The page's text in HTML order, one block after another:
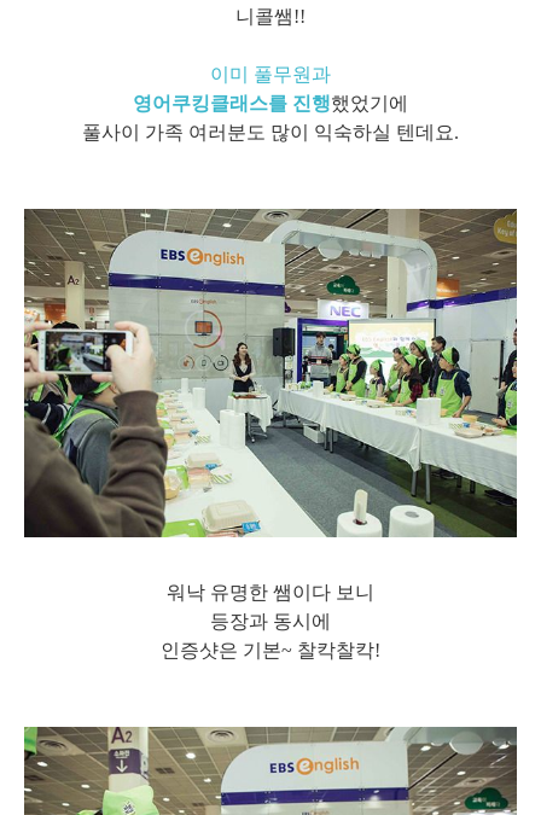
니콜쌤!!
이미 풀무원과
영어쿠킹클래스를 진행했었기에
풀사이 가족 여러분도 많이 익숙하실 텐데요.
워낙 유명한 쌤이다 보니
등장과 동시에
인증샷은 기본~ 찰칵찰칵!